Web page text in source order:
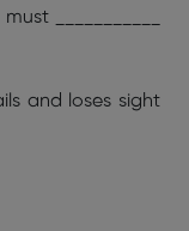
___________
and loses sight